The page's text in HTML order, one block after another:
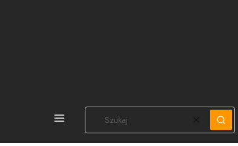
PEŁNA OFERTA
WyczyśćSzukaj